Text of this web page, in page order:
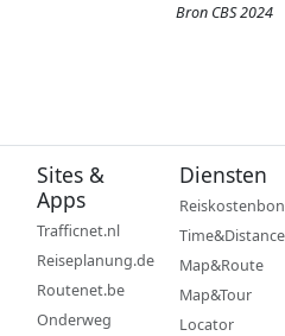
Bron CBS 2024
Sites &
Apps
Trafficnet.nl
Reiseplanung.de
Routenet.be
Onderweg
Diensten
Reiskostenbon
Time&Distance
Map&Route
Map&Tour
Locator